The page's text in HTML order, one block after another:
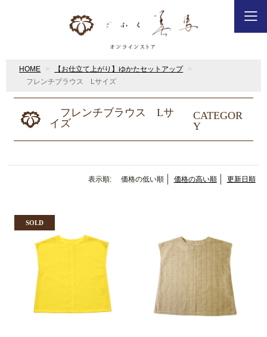
HOME
【お仕立て上がり】ゆかたセットアップ
フレンチブラウス Lサイズ
CATEGOR
Y
フレンチブラウス Lサ
イズ
表示順: 価格の低い順 価格の高い順 更新日順